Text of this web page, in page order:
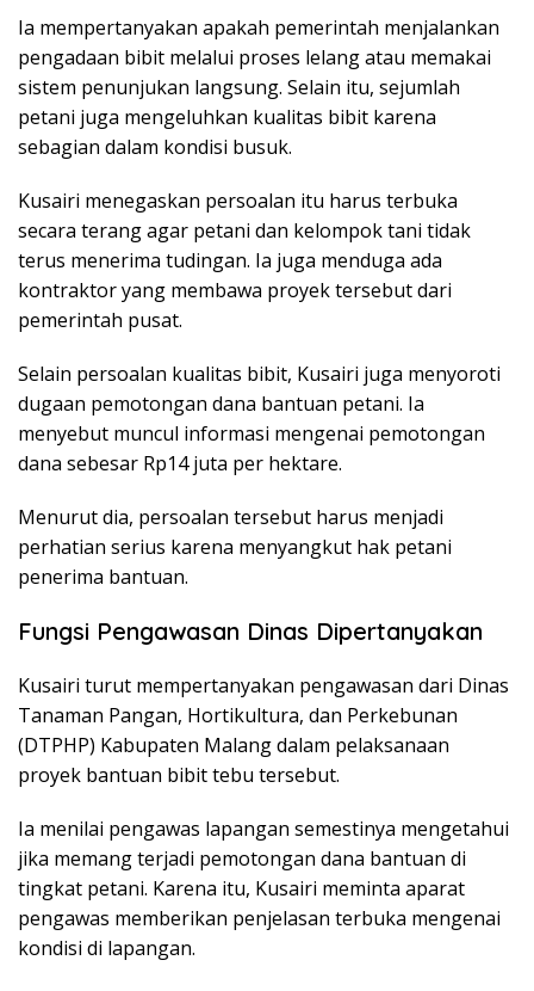
Ia mempertanyakan apakah pemerintah menjalankan
pengadaan bibit melalui proses lelang atau memakai
sistem penunjukan langsung. Selain itu, sejumlah
petani juga mengeluhkan kualitas bibit karena
sebagian dalam kondisi busuk.
Kusairi menegaskan persoalan itu harus terbuka
secara terang agar petani dan kelompok tani tidak
terus menerima tudingan. Ia juga menduga ada
kontraktor yang membawa proyek tersebut dari
pemerintah pusat.
Selain persoalan kualitas bibit, Kusairi juga menyoroti
dugaan pemotongan dana bantuan petani. Ia
menyebut muncul informasi mengenai pemotongan
dana sebesar Rp14 juta per hektare.
Menurut dia, persoalan tersebut harus menjadi
perhatian serius karena menyangkut hak petani
penerima bantuan.
Fungsi Pengawasan Dinas Dipertanyakan
Kusairi turut mempertanyakan pengawasan dari Dinas
Tanaman Pangan, Hortikultura, dan Perkebunan
(DTPHP) Kabupaten Malang dalam pelaksanaan
proyek bantuan bibit tebu tersebut.
Ia menilai pengawas lapangan semestinya mengetahui
jika memang terjadi pemotongan dana bantuan di
tingkat petani. Karena itu, Kusairi meminta aparat
pengawas memberikan penjelasan terbuka mengenai
kondisi di lapangan.